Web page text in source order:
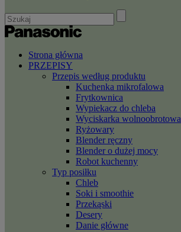
Strona główna
PRZEPISY
Przepis według produktu
Kuchenka mikrofalowa
Frytkownica
Wypiekacz do chleba
Wyciskarka wolnoobrotowa
Ryżowary
Blender ręczny
Blender o dużej mocy
Robot kuchenny
Typ posiłku
Chleb
Soki i smoothie
Przekąski
Desery
Danie główne